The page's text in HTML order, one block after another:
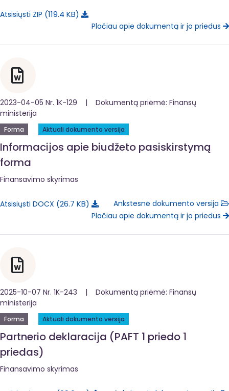
Atsisiųsti ZIP 119.4 KB
Plačiau apie dokumentą ir jo priedus
2023-04-05 Nr. 1K-129 | Dokumentą priėmė: Finansų
ministerija
Forma Aktuali dokumento versija
Informacijos apie biudžeto pasiskirstymą
forma
Finansavimo skyrimas
Atsisiųsti DOCX 26.7 KB
Ankstesnė dokumento versija
Plačiau apie dokumentą ir jo priedus
2025-10-07 Nr. 1K-243 | Dokumentą priėmė: Finansų
ministerija
Forma Aktuali dokumento versija
Partnerio deklaracija (PAFT 1 priedo 1
priedas)
Finansavimo skyrimas